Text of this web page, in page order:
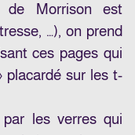
de Morrison est
…), on prend
ces pages qui
placardé sur les t-
les verres qui